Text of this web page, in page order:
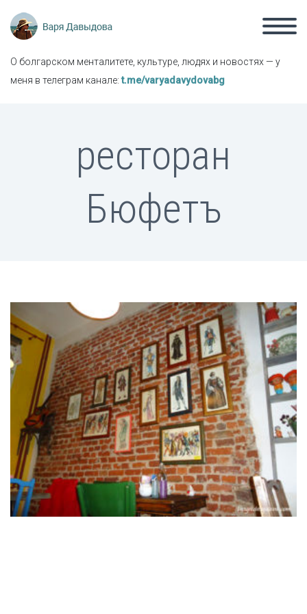
О болгарском менталитете, культуре, людях и новостях — у
меня в телеграм канале:t.me/varyadavydovabg
ресторан
Бюфетъ